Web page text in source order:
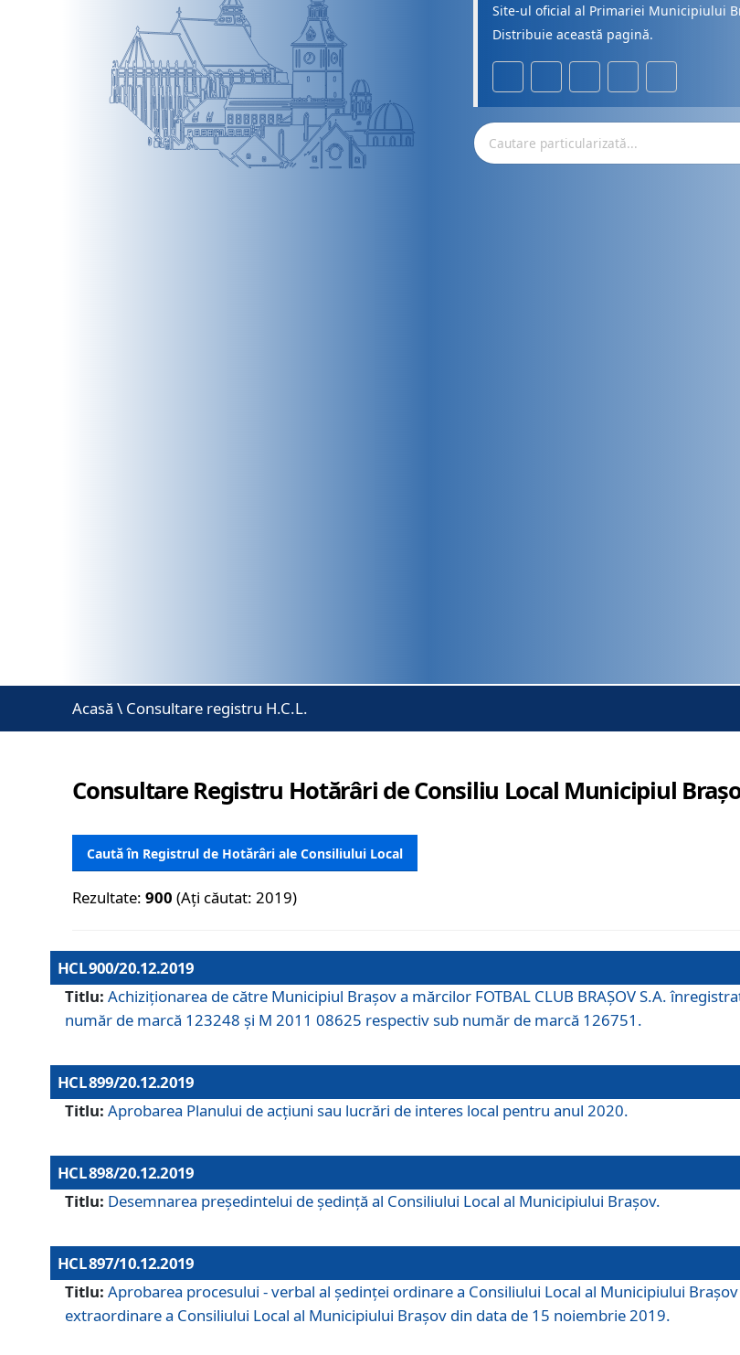
Site-ul oficial al Primariei Municipiului
Distribuie această pagină.
Acasă \ Consultare registru H.C.L.
Consultare Registru Hotărâri de Consiliu Local Municipiul
Caută în Registrul de Hotărâri ale Consiliului Local
Rezultate:900 (Ați căutat: 2019)
HCL 900/20.12.2019
Titlu: Achiziționarea de către Municipiul Brașov a mărcilor FOTBAL CLUB BRAȘOV S.A.
număr de marcă 123248 și M 2011 08625 respectiv sub număr de marcă 126751.
HCL 899/20.12.2019
Titlu: Aprobarea Planului de acţiuni sau lucrări de interes local pentru anul 2020.
HCL 898/20.12.2019
Titlu: Desemnarea preşedintelui de şedinţă al Consiliului Local al Municipiului Braşov.
HCL 897/10.12.2019
Titlu: Aprobarea procesului - verbal al şedinţei ordinare a Consiliului Local al Municipiului
extraordinare a Consiliului Local al Municipiului Brașov din data de 15 noiembrie 2019.